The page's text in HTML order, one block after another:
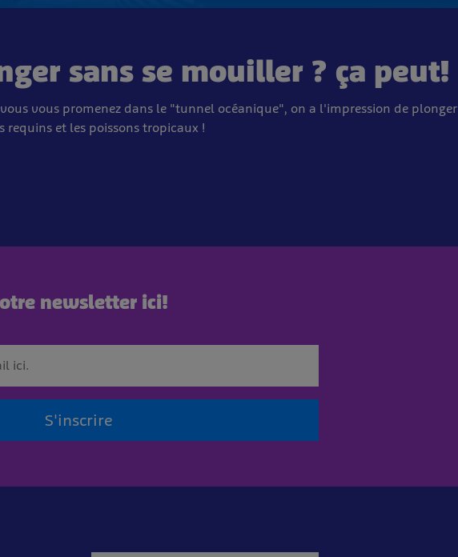
sans se mouiller ? ça peut!
vous promenez dans le "tunnel océanique", on a l'impression de plonger
requins et les poissons tropicaux !
newsletter ici!
S'inscrire